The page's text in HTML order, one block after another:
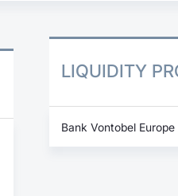
LIQUIDITY
Bank Vontobel Europe